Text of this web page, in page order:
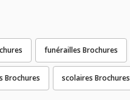
funérailles Brochures
Brochures scolaires Brochures